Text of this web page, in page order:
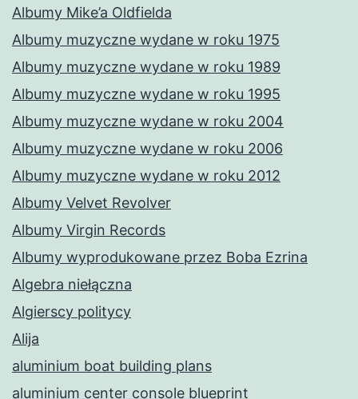
Albumy Mike’a Oldfielda
Albumy muzyczne wydane w roku 1975
Albumy muzyczne wydane w roku 1989
Albumy muzyczne wydane w roku 1995
Albumy muzyczne wydane w roku 2004
Albumy muzyczne wydane w roku 2006
Albumy muzyczne wydane w roku 2012
Albumy Velvet Revolver
Albumy Virgin Records
Albumy wyprodukowane przez Boba Ezrina
Algebra niełączna
Algierscy politycy
Alija
aluminium boat building plans
aluminium center console blueprint